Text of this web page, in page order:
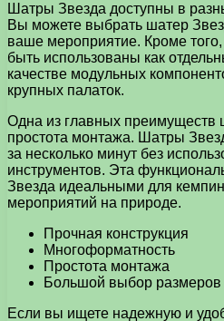
Шатры Звезда доступны в
Вы можете выбрать шатер
ваше мероприятие. Кроме
быть использованы как
качестве модульных
крупных палаток.
Одна из главных преимуществ
простота монтажа. Шатры
за несколько минут без
инструментов. Эта
Звезда идеальными для
мероприятий на природе.
Прочная конструкция
Многоформатность
Простота монтажа
Большой выбор
Если вы ищете надежную и